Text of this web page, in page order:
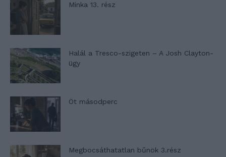
Minka 13. rész
Halál a Tresco-szigeten – A Josh Clayton-
ügy
Öt másodperc
Megbocsáthatatlan bűnök 3.rész